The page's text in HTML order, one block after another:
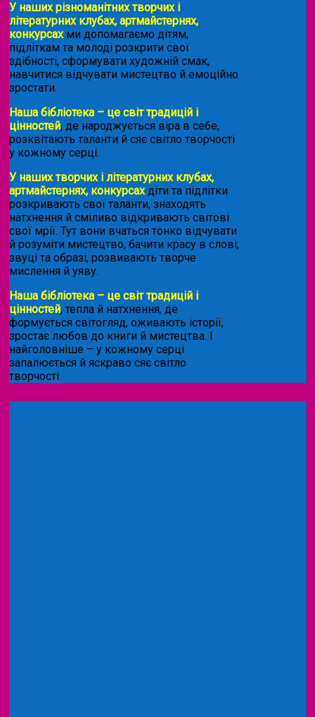
У наших різноманітних творчих і
літературних клубах, артмайстернях,
конкурсахми допомагаємо дітям,
підліткам та молоді розкрити свої
здібності, сформувати художній смак,
навчитися відчувати мистецтво й емоційно
зростати.
Наша бібліотека – це світ традицій і
цінностей, де народжується віра в себе,
розквітають таланти й сяє світло творчості
у кожному серці.
У наших творчих і літературних клубах,
артмайстернях, конкурсахдіти та підлітки
розкривають свої таланти, знаходять
натхнення й сміливо відкривають світові
свої мрії. Тут вони вчаться тонко відчувати
й розуміти мистецтво, бачити красу в слові,
звуці та образі, розвивають творче
мислення й уяву.
Наша бібліотека – це світ традицій і
цінностей, тепла й натхнення, де
формується світогляд, оживають історії,
зростає любов до книги й мистецтва. І
найголовніше – у кожному серці
запалюється й яскраво сяє світло
творчості.